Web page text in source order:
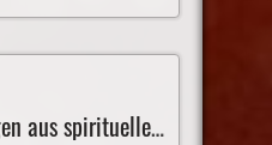
Corona-Impfungen aus spiritueller Sicht